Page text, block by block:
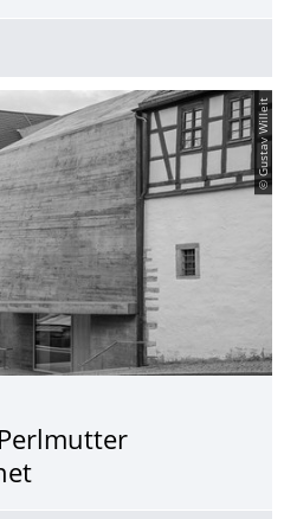
© Gustav Willeit